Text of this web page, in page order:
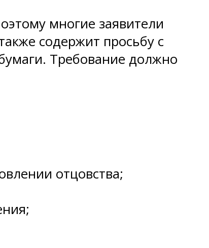
многие заявители
содержит просьбу с
Требование должно
отцовства;